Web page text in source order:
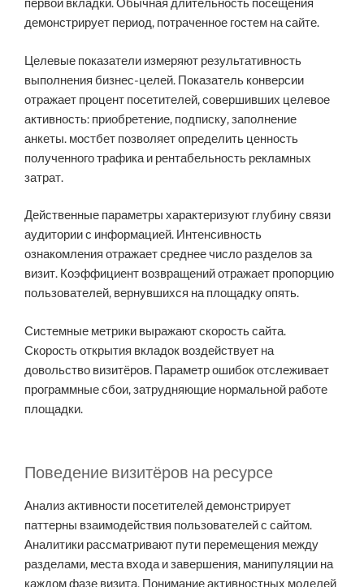
первой вкладки. Обычная длительность посещения
демонстрирует период, потраченное гостем на сайте.
Целевые показатели измеряют результативность
выполнения бизнес-целей. Показатель конверсии
отражает процент посетителей, совершивших целевое
активность: приобретение, подписку, заполнение
анкеты. мостбет позволяет определить ценность
полученного трафика и рентабельность рекламных
затрат.
Действенные параметры характеризуют глубину связи
аудитории с информацией. Интенсивность
ознакомления отражает среднее число разделов за
визит. Коэффициент возвращений отражает пропорцию
пользователей, вернувшихся на площадку опять.
Системные метрики выражают скорость сайта.
Скорость открытия вкладок воздействует на
довольство визитёров. Параметр ошибок отслеживает
программные сбои, затрудняющие нормальной работе
площадки.
Поведение визитёров на ресурсе
Анализ активности посетителей демонстрирует
паттерны взаимодействия пользователей с сайтом.
Аналитики рассматривают пути перемещения между
разделами, места входа и завершения, манипуляции на
каждом фазе визита. Понимание активностных моделей